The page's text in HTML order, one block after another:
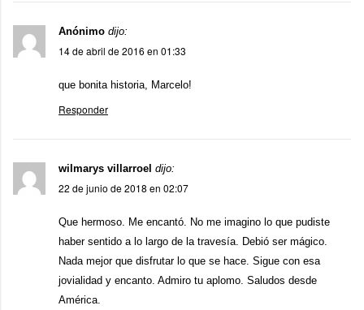
Anónimo dijo:
14 de abril de 2016 en 01:33
que bonita historia, Marcelo!
Responder
wilmarys villarroel dijo:
22 de junio de 2018 en 02:07
Que hermoso. Me encantó. No me imagino lo que pudiste
haber sentido a lo largo de la travesía. Debió ser mágico.
Nada mejor que disfrutar lo que se hace. Sigue con esa
jovialidad y encanto. Admiro tu aplomo. Saludos desde
América.